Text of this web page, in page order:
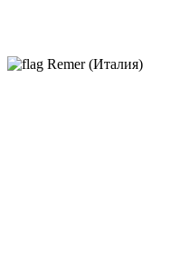
Remer (Италия)